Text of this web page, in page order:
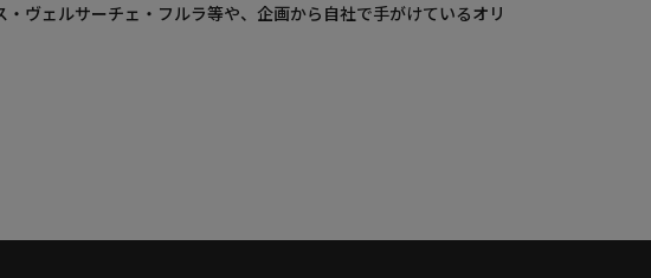
ヴェルサーチェ・フルラ等や、企画から自社で手がけているオリ